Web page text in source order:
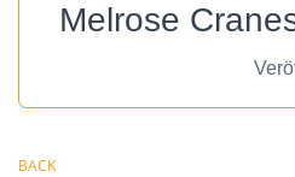
Melrose
BACK